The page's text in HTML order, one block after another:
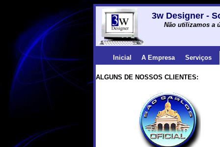
3w Designer -
Não utilizamos a
Inicial A Empresa Serviços
ALGUNS DE NOSSOS CLIENTES: